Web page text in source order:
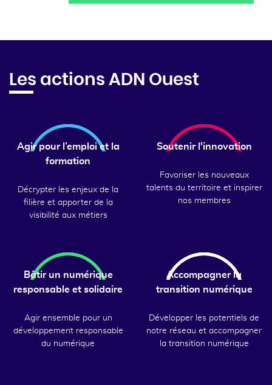
Les actions ADN Ouest
Agir pour l’emploi et la
formation
Décrypter les enjeux de la
filière et apporter de la
visibilité aux métiers
Soutenir l'innovation
Favoriser les nouveaux
talents du territoire et inspirer
nos membres
Bâtir un numérique
responsable et solidaire
Agir ensemble pour un
développement responsable
du numérique
Accompagner la
transition numérique
Développer les potentiels de
notre réseau et accompagner
la transition numérique